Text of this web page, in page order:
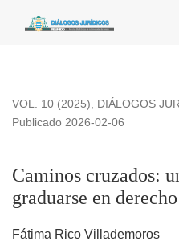
Caminos cruzados: una
VOL. 10 (2025), DIÁLOGOS
Caminos cruzados:
graduarse en derecho
Publicado 2026-02-06
Fátima Rico Villademoros